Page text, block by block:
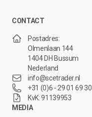
CONTACT
Postadres:
Olmenlaan 144
1404 DH Bussum
Nederland
info@scetrader.nl
+31 (0)6 - 29 01 69 30
KvK: 91139953
MEDIA